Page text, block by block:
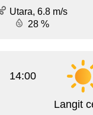
Utara, 6.8 m/s
28 %
14:00
Langit